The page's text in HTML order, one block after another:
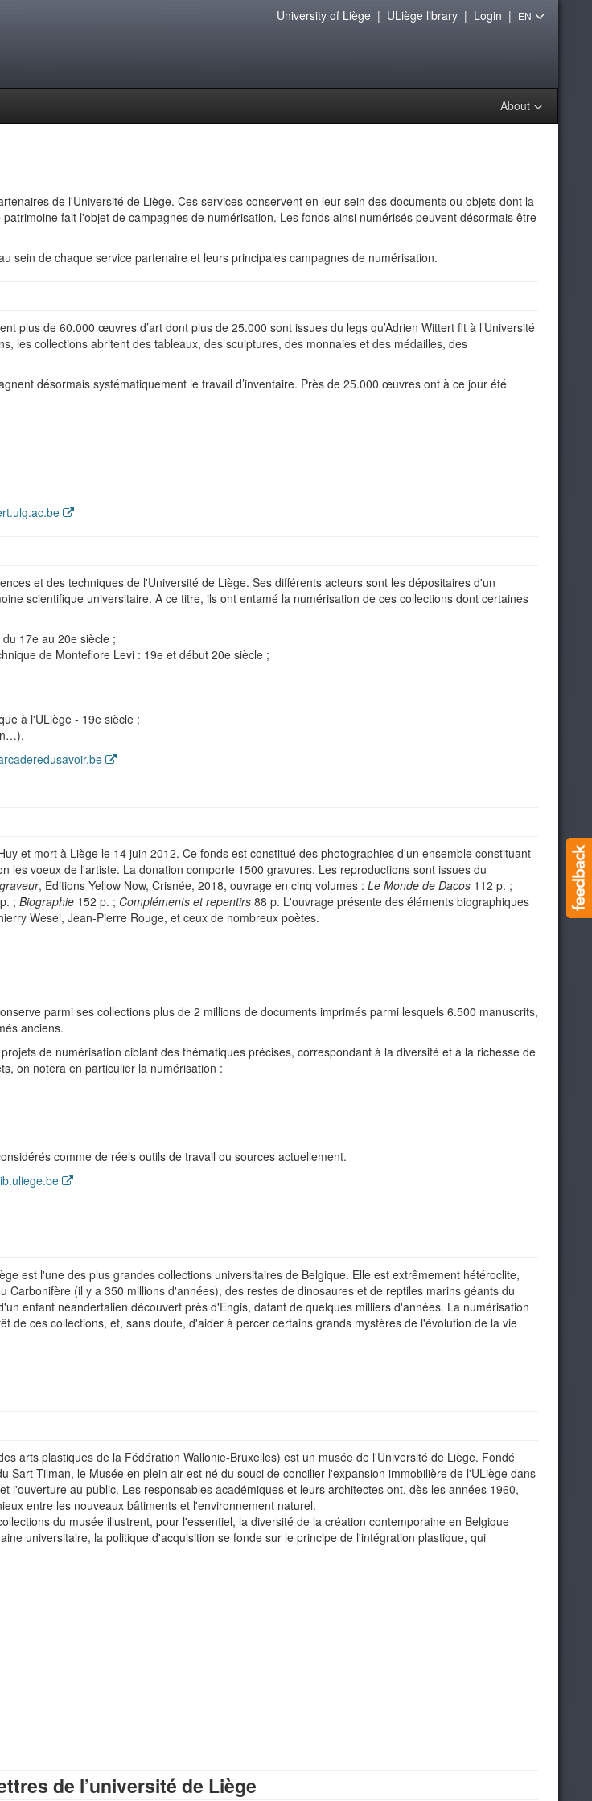
About
University of Liège| ULiège library| Login | EN
de l'Université de Liège. Ces services conservent en leur sein des documents ou objets dont la
fait l'objet de campagnes de numérisation. Les fonds ainsi numérisés peuvent désormais être
sein de chaque service partenaire et leurs principales campagnes de numérisation.
plus de 60.000 œuvres d’art dont plus de 25.000 sont issues du legs qu’Adrien Wittert fit à l’Université
les collections abritent des tableaux, des sculptures, des monnaies et des médailles, des
désormais systématiquement le travail d’inventaire. Près de 25.000 œuvres ont à ce jour été
et des techniques de l'Université de Liège. Ses différents acteurs sont les dépositaires d'un
scientifique universitaire. A ce titre, ils ont entamé la numérisation de ces collections dont certaines
17e au 20e siècle ;
de Montefiore Levi : 19e et début 20e siècle ;
à l'ULiège - 19e siècle ;
et mort à Liège le 14 juin 2012. Ce fonds est constitué des photographies d'un ensemble constituant
les voeux de l'artiste. La donation comporte 1500 gravures. Les reproductions sont issues du
, Editions Yellow Now, Crisnée, 2018, ouvrage en cinq volumes : Le Monde de Dacos 112 p. ;
; Biographie 152 p. ; Compléments et repentirs 88 p. L'ouvrage présente des éléments biographiques
Wesel, Jean-Pierre Rouge, et ceux de nombreux poètes.
parmi ses collections plus de 2 millions de documents imprimés parmi lesquels 6.500 manuscrits,
anciens.
de numérisation ciblant des thématiques précises, correspondant à la diversité et à la richesse de
on notera en particulier la numérisation :
comme de réels outils de travail ou sources actuellement.
est l'une des plus grandes collections universitaires de Belgique. Elle est extrêmement hétéroclite,
Carbonifère (il y a 350 millions d'années), des restes de dinosaures et de reptiles marins géants du
enfant néandertalien découvert près d'Engis, datant de quelques milliers d'années. La numérisation
de ces collections, et, sans doute, d'aider à percer certains grands mystères de l'évolution de la vie
arts plastiques de la Fédération Wallonie-Bruxelles) est un musée de l'Université de Liège. Fondé
Sart Tilman, le Musée en plein air est né du souci de concilier l'expansion immobilière de l'ULiège dans
l'ouverture au public. Les responsables académiques et leurs architectes ont, dès les années 1960,
entre les nouveaux bâtiments et l'environnement naturel.
du musée illustrent, pour l'essentiel, la diversité de la création contemporaine en Belgique
universitaire, la politique d'acquisition se fonde sur le principe de l'intégration plastique, qui
de l’université de Liège